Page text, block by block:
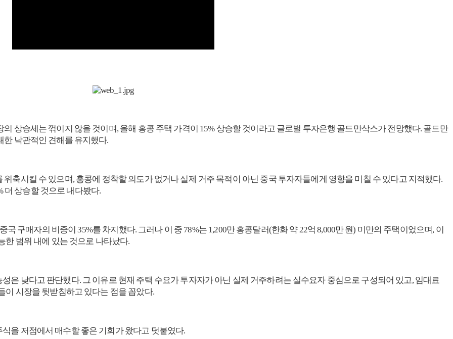
상승세는 꺾이지 않을 것이며, 올해 홍콩 주택 가격이 15% 상승할 것이라고 글로벌 투자은행 골드만삭스가 전망했다. 골드만
낙관적인 견해를 유지했다.
축시킬 수 있으며, 홍콩에 정착할 의도가 없거나 실제 거주 목적이 아닌 중국 투자자들에게 영향을 미칠 수 있다고 지적했다.
더 상승할 것으로 내다봤다.
구매자의 비중이 35%를 차지했다. 그러나 이 중 78%는 1,200만 홍콩달러(한화 약 22억 8,000만 원) 미만의 주택이었으며, 이
한 범위 내에 있는 것으로 나타났다.
은 낮다고 판단했다. 그 이유로 현재 주택 수요가 투자자가 아닌 실제 거주하려는 실수요자 중심으로 구성되어 있고, 임대료
이 시장을 뒷받침하고 있다는 점을 꼽았다.
을 저점에서 매수할 좋은 기회가 왔다고 덧붙였다.